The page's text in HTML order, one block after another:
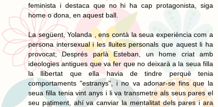
feminista i destaca que no hi ha cap protagonista, siga
home o dona, en aquest ball.
La següent, Yolanda , ens contà la seua experiència com a
persona intersexual i les lluites personals que aquest li ha
provocat; Després parlà Esteban, un home criat amb
ideologies antigues que va fer que no deixarà a la seua filla
la llibertat que ella havia de tindre perquè tenia
comportaments "estranys", i no va adonar-se fins que la
seua filla tenia vint anys i li va transmetre als seus pares el
seu patiment, ahí va canviar la mentalitat dels pares i ara